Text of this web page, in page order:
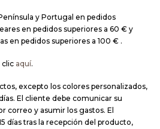
y Portugal en pedidos
en pedidos superiores a 60 € y
en pedidos superiores a 100 € .
clic aquí.
excepto los colores personalizados,
El cliente debe comunicar su
correo y asumir los gastos. El
días tras la recepción del producto,